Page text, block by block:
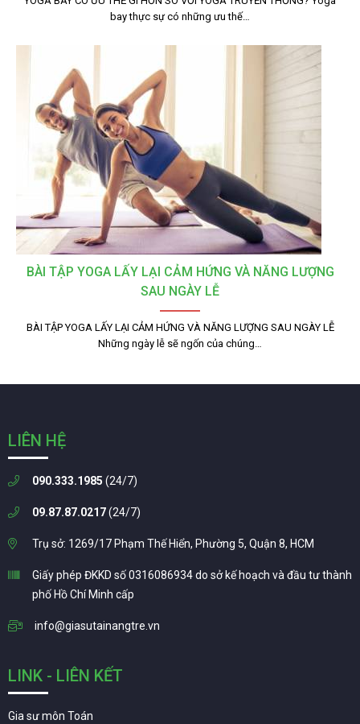
bay thực sự có những ưu thế…
BÀI TẬP YOGA LẤY LẠI CẢM HỨNG VÀ NĂNG LƯỢNG
SAU NGÀY LỄ
BÀI TẬP YOGA LẤY LẠI CẢM HỨNG VÀ NĂNG LƯỢNG SAU NGÀY LỄ
Những ngày lễ sẽ ngốn của chúng…
LIÊN HỆ
090.333.1985 (24/7)
09.87.87.0217(24/7)
Trụ sở: 1269/17 Phạm Thế Hiển, Phường 5, Quận 8, HCM
Giấy phép ĐKKD số 0316086934 do sở kế hoạch và đầu tư thành
phố Hồ Chí Minh cấp
info@giasutainangtre.vn
LINK - LIÊN KẾT
Gia sư môn Toán